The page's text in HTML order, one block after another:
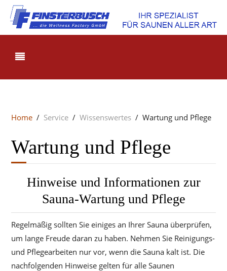
Home Service Wissenswertes Wartung und Pflege
Wartung und Pflege
Hinweise und Informationen zur
Sauna-Wartung und Pflege
Regelmäßig sollten Sie einiges an Ihrer Sauna überprüfen,
um lange Freude daran zu haben. Nehmen Sie Reinigungs-
und Pflegearbeiten nur vor, wenn die Sauna kalt ist. Die
nachfolgenden Hinweise gelten für alle Saunen